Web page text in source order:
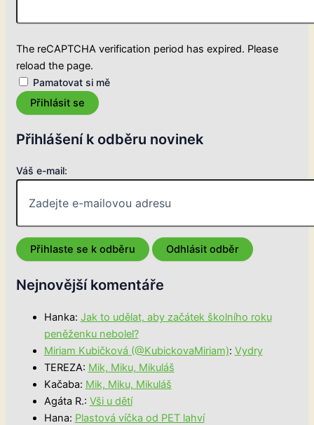
The reCAPTCHA verification period has expired. Please
reload the page.
Pamatovat si mě
Přihlásit se
Přihlášení k odběru novinek
Váš e-mail:
Nejnovější komentáře
Hanka: Jak to udělat, aby začátek školního roku
peněženku nebolel?
Miriam Kubičková (@KubickovaMiriam): Vydry
TEREZA: Mik, Miku, Mikuláš
Kačaba: Mik, Miku, Mikuláš
Agáta R.: Vši u dětí
Hana: Plastová víčka od PET lahví